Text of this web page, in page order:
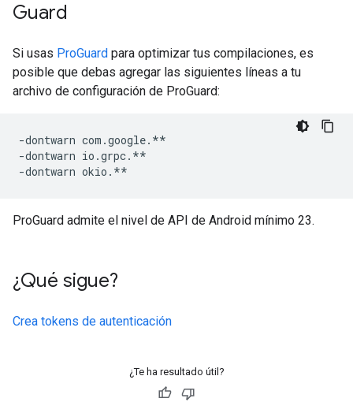
Guard
Si usas ProGuard para optimizar tus compilaciones, es
posible que debas agregar las siguientes líneas a tu
archivo de configuración de ProGuard:
-dontwarn com.google.**
-dontwarn io.grpc.**
ProGuard admite el nivel de API de Android mínimo 23.
¿Qué sigue?
Crea tokens de autenticación
¿Te ha resultado útil?